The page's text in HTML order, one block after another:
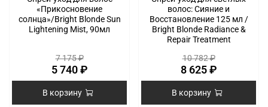
«Прикосновение
солнца»/Bright Blonde Sun
Lightening Mist, 90мл
7 175 ₽
5 740 ₽
В корзину
волос: Сияние и
Восстановление 125 мл /
Bright Blonde Radiance &
Repair Treatment
10 782 ₽
8 625 ₽
В корзину